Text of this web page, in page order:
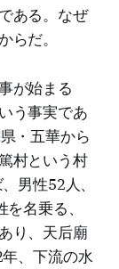
ある。なぜ
らだ。
が始まる
う事実であ
・五華から
村という村
男性52人、
名乗る、
り、天后廟
、下流の水